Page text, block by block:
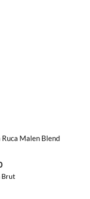
Malen Blend
Brut